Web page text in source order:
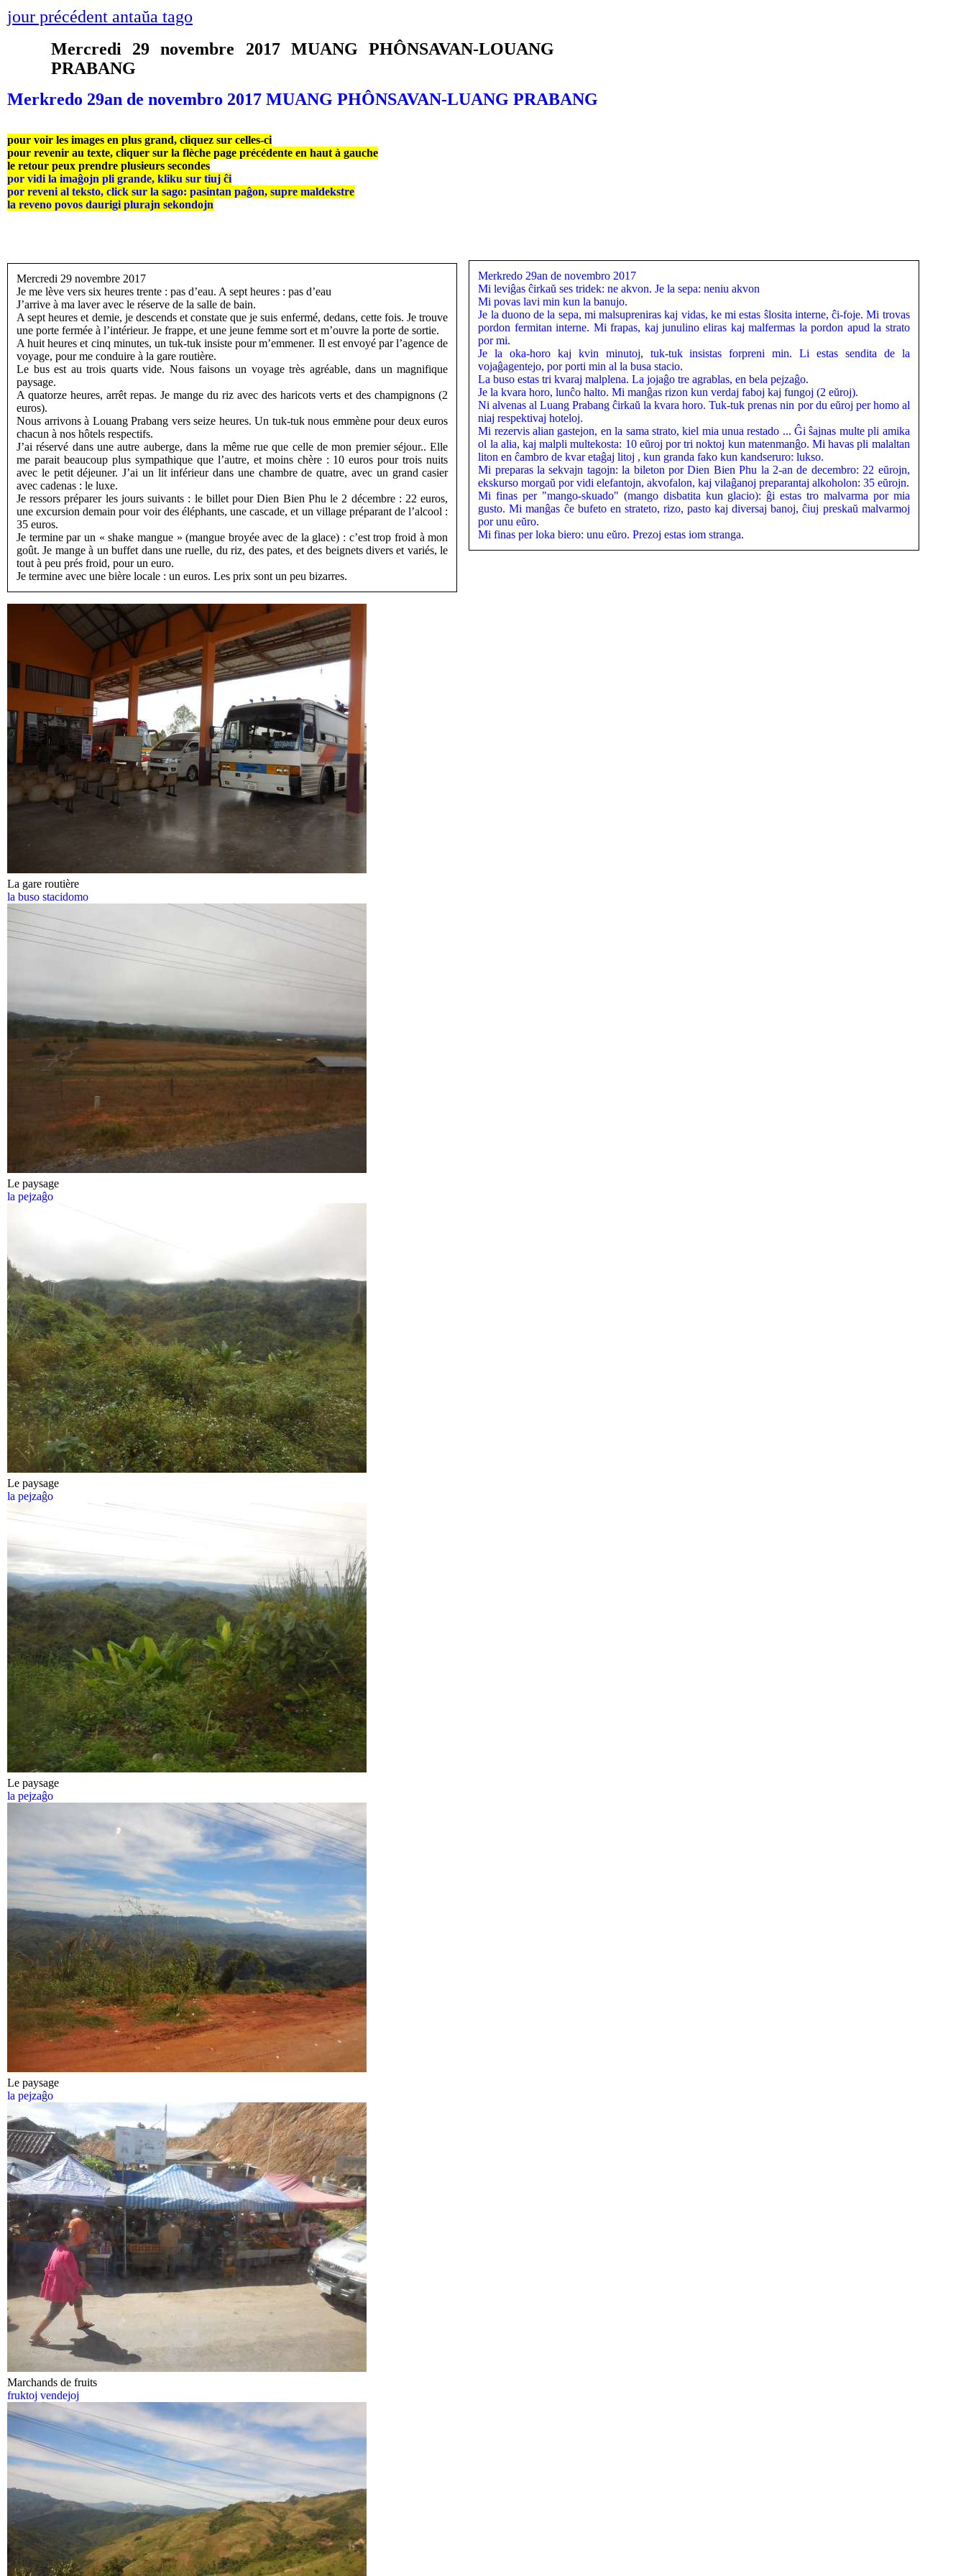
jour précédent antaŭa tago
Mercredi 29 novembre 2017 MUANG PHÔNSAVAN-LOUANG
PRABANG
Merkredo 29an de novembro 2017 MUANG PHÔNSAVAN-LUANG PRABANG
pour voir les images en plus grand, cliquez sur celles-ci
pour revenir au texte, cliquer sur la flèche page précédente en haut à gauche
le retour peux prendre plusieurs secondes
por vidi la imaĝojn pli grande, kliku sur tiuj ĉi
por reveni al teksto, click sur la sago: pasintan paĝon, supre maldekstre
la reveno povos daurigi plurajn sekondojn
Mercredi 29 novembre 2017
Je me lève vers six heures trente : pas d’eau. A sept heures : pas d’eau
J’arrive à ma laver avec le réserve de la salle de bain.
A sept heures et demie, je descends et constate que je suis enfermé, dedans, cette fois. Je trouve
une porte fermée à l’intérieur. Je frappe, et une jeune femme sort et m’ouvre la porte de sortie.
A huit heures et cinq minutes, un tuk-tuk insiste pour m’emmener. Il est envoyé par l’agence de
voyage, pour me conduire à la gare routière.
Le bus est au trois quarts vide. Nous faisons un voyage très agréable, dans un magnifique
paysage.
A quatorze heures, arrêt repas. Je mange du riz avec des haricots verts et des champignons (2
euros).
Nous arrivons à Louang Prabang vers seize heures. Un tuk-tuk nous emmène pour deux euros
chacun à nos hôtels respectifs.
J’ai réservé dans une autre auberge, dans la même rue que celle de mon premier séjour.. Elle
me parait beaucoup plus sympathique que l’autre, et moins chère : 10 euros pour trois nuits
avec le petit déjeuner. J’ai un lit inférieur dans une chambre de quatre, avec un grand casier
avec cadenas : le luxe.
Je ressors préparer les jours suivants : le billet pour Dien Bien Phu le 2 décembre : 22 euros,
une excursion demain pour voir des éléphants, une cascade, et un village préparant de l’alcool :
35 euros.
Je termine par un « shake mangue » (mangue broyée avec de la glace) : c’est trop froid à mon
goût. Je mange à un buffet dans une ruelle, du riz, des pates, et des beignets divers et variés, le
tout à peu prés froid, pour un euro.
Je termine avec une bière locale : un euros. Les prix sont un peu bizarres.
Merkredo 29an de novembro 2017
Mi leviĝas ĉirkaŭ ses tridek: ne akvon. Je la sepa: neniu akvon
Mi povas lavi min kun la banujo.
Je la duono de la sepa, mi malsupreniras kaj vidas, ke mi estas ŝlosita interne, ĉi-foje. Mi trovas
pordon fermitan interne. Mi frapas, kaj junulino eliras kaj malfermas la pordon apud la strato
por mi.
Je la oka-horo kaj kvin minutoj, tuk-tuk insistas forpreni min. Li estas sendita de la
vojaĝagentejo, por porti min al la busa stacio.
La buso estas tri kvaraj malplena. La jojaĝo tre agrablas, en bela pejzaĝo.
Je la kvara horo, lunĉo halto. Mi manĝas rizon kun verdaj faboj kaj fungoj (2 eŭroj).
Ni alvenas al Luang Prabang ĉirkaŭ la kvara horo. Tuk-tuk prenas nin por du eŭroj per homo al
niaj respektivaj hoteloj.
Mi rezervis alian gastejon, en la sama strato, kiel mia unua restado ... Ĝi ŝajnas multe pli amika
ol la alia, kaj malpli multekosta: 10 eŭroj por tri noktoj kun matenmanĝo. Mi havas pli malaltan
liton en ĉambro de kvar etaĝaj litoj , kun granda fako kun kandseruro: lukso.
Mi preparas la sekvajn tagojn: la bileton por Dien Bien Phu la 2-an de decembro: 22 eŭrojn,
ekskurso morgaŭ por vidi elefantojn, akvofalon, kaj vilaĝanoj preparantaj alkoholon: 35 eŭrojn.
Mi finas per "mango-skuado" (mango disbatita kun glacio): ĝi estas tro malvarma por mia
gusto. Mi manĝas ĉe bufeto en strateto, rizo, pasto kaj diversaj banoj, ĉiuj preskaŭ malvarmoj
por unu eŭro.
Mi finas per loka biero: unu eŭro. Prezoj estas iom stranga.
La gare routière
la buso stacidomo
Le paysage
la pejzaĝo
Le paysage
la pejzaĝo
Le paysage
la pejzaĝo
Le paysage
la pejzaĝo
Marchands de fruits
fruktoj vendejoj